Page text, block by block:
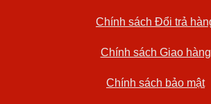
Chính sách Đổi trả
Chính sách Giao hàng
Chính sách bảo mật